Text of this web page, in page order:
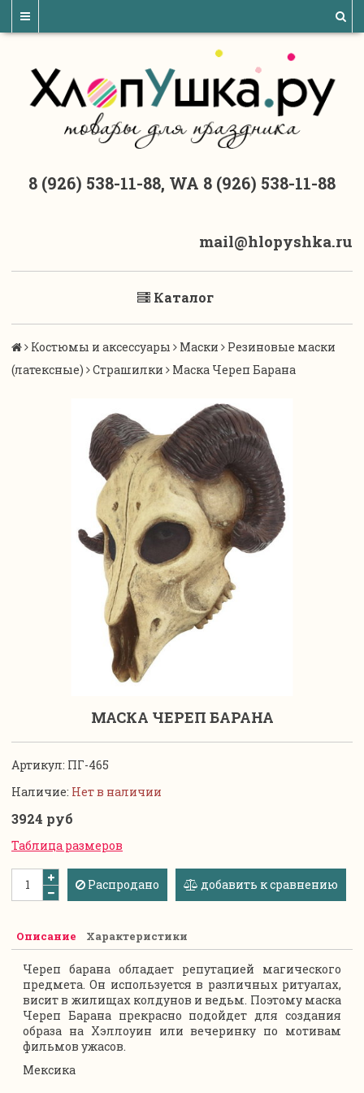
8 (926) 538-11-88, WA 8 (926) 538-11-88
mail@hlopyshka.ru
Каталог
Костюмы и аксессуары Маски
Резиновые маски
(латексные)
Страшилки Маска Череп Барана
МАСКА ЧЕРЕП БАРАНА
Артикул: ПГ-465
Наличие: Нет в наличии
3924 руб
Таблица размеров
Распродано добавить к сравнению
Описание Характеристики
Череп барана обладает репутацией магического
предмета. Он используется в различных ритуалах,
висит в жилищах колдунов и ведьм. Поэтому маска
Череп Барана прекрасно подойдет для создания
образа на Хэллоуин или вечеринку по мотивам
фильмов ужасов.
Мексика